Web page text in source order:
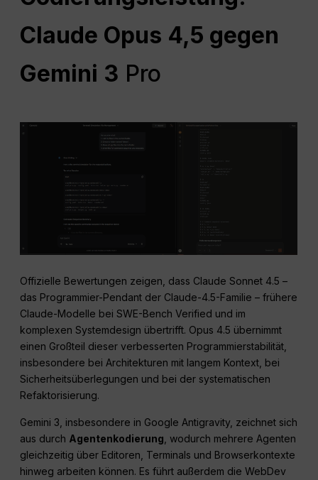
Claude Opus 4,5 gegen
Gemini 3 Pro
Offizielle Bewertungen zeigen, dass Claude Sonnet 4.5 –
das Programmier-Pendant der Claude-4.5-Familie – frühere
Claude-Modelle bei SWE-Bench Verified und im
komplexen Systemdesign übertrifft. Opus 4.5 übernimmt
einen Großteil dieser verbesserten Programmierstabilität,
insbesondere bei Architekturen mit langem Kontext, bei
Sicherheitsüberlegungen und bei der systematischen
Refaktorisierung.
Gemini 3, insbesondere in Google Antigravity, zeichnet sich
aus durch Agentenkodierung , wodurch mehrere Agenten
gleichzeitig über Editoren, Terminals und Browserkontexte
hinweg arbeiten können. Es führt außerdem die WebDev